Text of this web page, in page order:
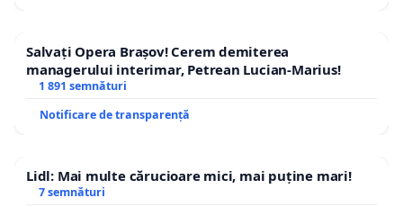
Salvați Opera Brașov! Cerem demiterea
managerului interimar, Petrean Lucian-Marius!
1 891 semnături
Notificare de transparență
Lidl: Mai multe cărucioare mici, mai puține mari!
7 semnături